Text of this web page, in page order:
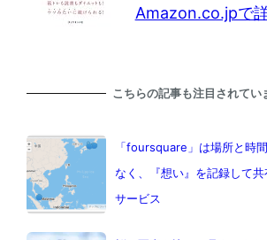
Amazon.co.jpで
こちらの記事も注目されてい
「foursquare」は場所と時
なく、『想い』を記録して
サービス